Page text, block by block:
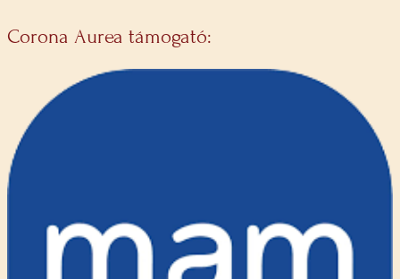
Corona Aurea támogató: